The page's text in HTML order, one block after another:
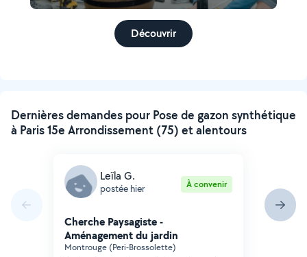
Découvrir
Dernières demandes pour Pose de gazon synthétique
à Paris 15e Arrondissement (75) et alentours
Leïla G.
postée hier À convenir
Cherche Paysagiste -
Aménagement du jardin
Montrouge (Peri-Brossolette)